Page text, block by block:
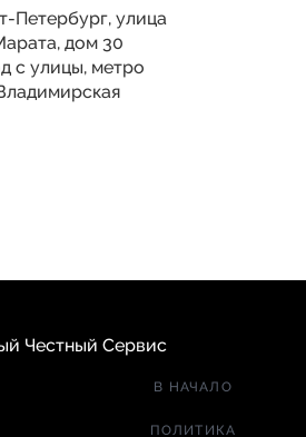
Петербург, улица
дом 30
с улицы, метро
Честный Сервис
В НАЧАЛО
ПОЛИТИКА